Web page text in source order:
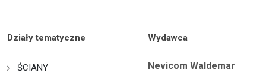
Działy tematyczne
ŚCIANY
Wydawca
Nevicom Waldemar